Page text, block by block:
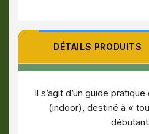
DÉTAILS PRODUITS
Il s’agit d’un guide
(indoor), destiné à «